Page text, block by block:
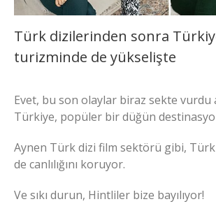
Türk dizilerinden sonra
turizminde de yükselişte
Evet, bu son olaylar biraz sekte vurdu
Türkiye, popüler bir düğün
Aynen Türk dizi film sektörü gibi,
de canlılığını koruyor.
Ve sıkı durun, Hintliler bize bayılıyor!